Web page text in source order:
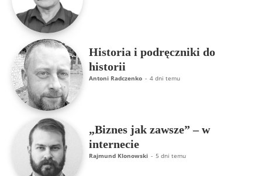
Historia i podręczniki do
historii
Antoni Radczenko - 4 dni temu
„Biznes jak zawsze” – w
internecie
Rajmund Klonowski - 5 dni temu